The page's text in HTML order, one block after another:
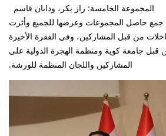
المجموعة الخامسة: راز بكر، ودابان قاسم
حاصل المجموعات وعرضها للجميع وأثرت
من قبل المشاركين، وفي الفقرة الأخيرة
قبل جامعة كوية ومنظمة الهجرة الدولية على
المشاركين واللجان المنظمة للورشة.